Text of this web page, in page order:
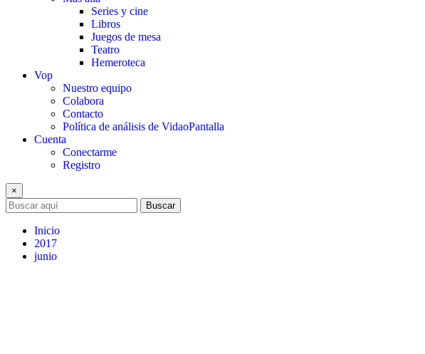
Series y cine
Libros
Juegos de mesa
Teatro
Hemeroteca
Vop
Nuestro equipo
Colabora
Contacto
Política de análisis de VidaoPantalla
Cuenta
Conectarme
Registro
×
Buscar
Inicio
2017
junio